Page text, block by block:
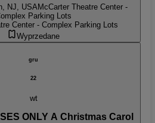
NJ, USAMcCarter Theatre Center -
Parking Lots
Center - Complex Parking Lots
Wyprzedane
gru
22
wt
ONLY A Christmas Carol